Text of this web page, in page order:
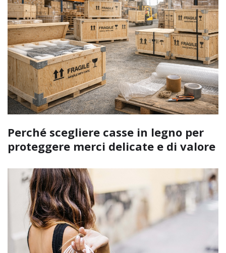
Perché scegliere casse in legno per
proteggere merci delicate e di valore